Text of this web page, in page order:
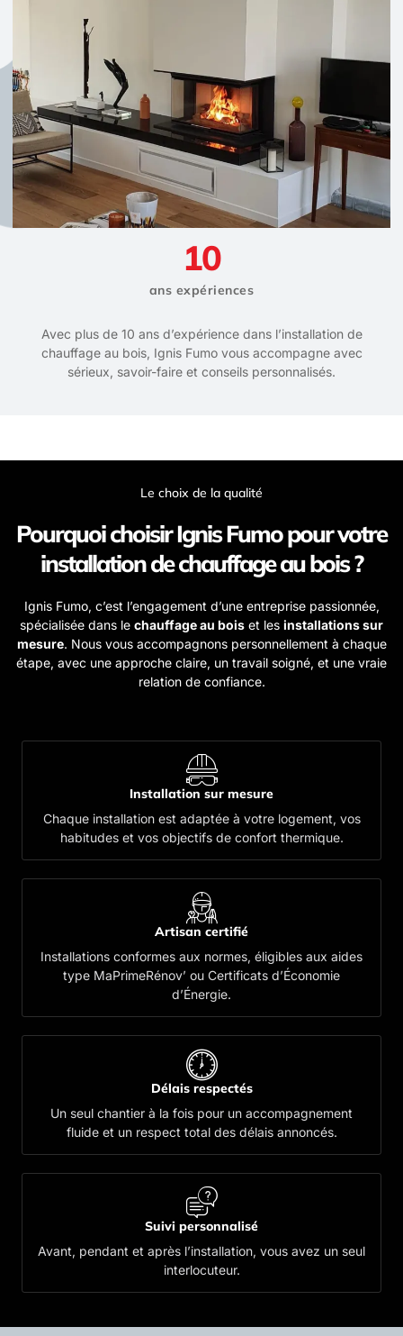
ans expériences
10
Avec plus de 10 ans d’expérience dans l’installation de
chauffage au bois, Ignis Fumo vous accompagne avec
sérieux, savoir-faire et conseils personnalisés.
Le choix de la qualité
Pourquoi choisir Ignis Fumo pour votre
installation de chauffage au bois ?
Ignis Fumo, c’est l’engagement d’une entreprise passionnée,
spécialisée dans le chauffage au bois et les installations sur
mesure. Nous vous accompagnons personnellement à chaque
étape, avec une approche claire, un travail soigné, et une vraie
relation de confiance.
Installation sur mesure
Chaque installation est adaptée à votre logement, vos
habitudes et vos objectifs de confort thermique.
Artisan certifié
Installations conformes aux normes, éligibles aux aides
type MaPrimeRénov’ ou Certificats d’Économie
d’Énergie.
Délais respectés
Un seul chantier à la fois pour un accompagnement
fluide et un respect total des délais annoncés.
Suivi personnalisé
Avant, pendant et après l’installation, vous avez un seul
interlocuteur.